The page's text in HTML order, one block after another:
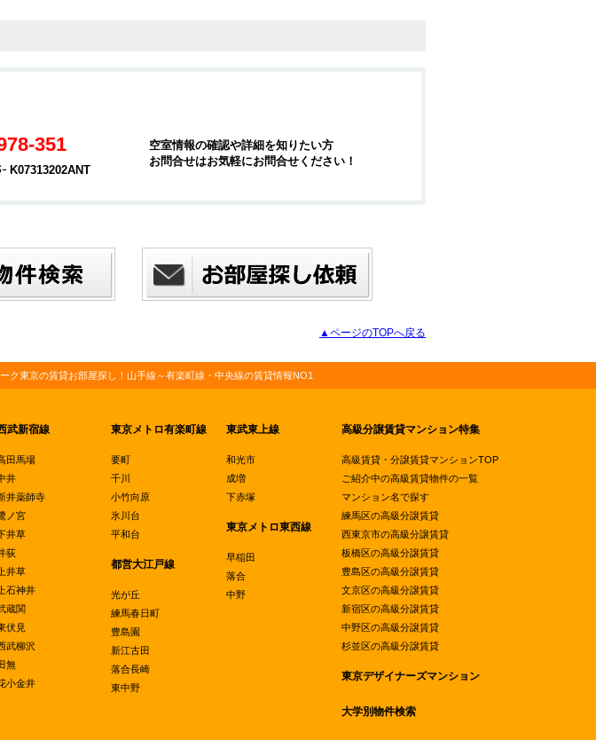
351
K07313202ANT
空室情報の確認や詳細を知りたい方
お問合せはお気軽にお問合せください！
▲ページのTOPへ戻る
東京の賃貸お部屋探し！山手線～有楽町線・中央線の賃貸情報NO1
武新宿線
田馬場
井
井薬師寺
ノ宮
井草
荻
上井草
上石神井
蔵関
伏見
武柳沢
無
小金井
東京メトロ有楽町線
要町
千川
小竹向原
氷川台
平和台
都営大江戸線
光が丘
練馬春日町
豊島園
新江古田
落合長崎
東中野
東武東上線
和光市
成増
下赤塚
東京メトロ東西線
早稲田
落合
中野
高級分譲賃貸マンション特集
高級賃貸・分譲賃貸マンションTOP
ご紹介中の高級賃貸物件の一覧
マンション名で探す
練馬区の高級分譲賃貸
西東京市の高級分譲賃貸
板橋区の高級分譲賃貸
豊島区の高級分譲賃貸
文京区の高級分譲賃貸
新宿区の高級分譲賃貸
中野区の高級分譲賃貸
杉並区の高級分譲賃貸
東京デザイナーズマンション
大学別物件検索